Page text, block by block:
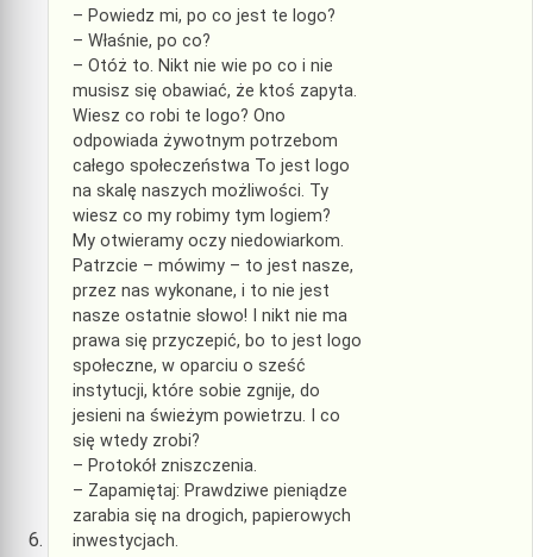
– Powiedz mi, po co jest te logo?
– Właśnie, po co?
– Otóż to. Nikt nie wie po co i nie
musisz się obawiać, że ktoś zapyta.
Wiesz co robi te logo? Ono
odpowiada żywotnym potrzebom
całego społeczeństwa To jest logo
na skalę naszych możliwości. Ty
wiesz co my robimy tym logiem?
My otwieramy oczy niedowiarkom.
Patrzcie – mówimy – to jest nasze,
przez nas wykonane, i to nie jest
nasze ostatnie słowo! I nikt nie ma
prawa się przyczepić, bo to jest logo
społeczne, w oparciu o sześć
instytucji, które sobie zgnije, do
jesieni na świeżym powietrzu. I co
się wtedy zrobi?
– Protokół zniszczenia.
– Zapamiętaj: Prawdziwe pieniądze
zarabia się na drogich, papierowych
inwestycjach.